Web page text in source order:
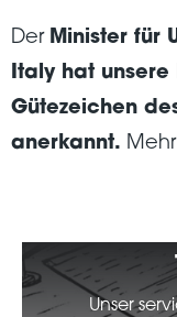
Der Minister für
Italy hat unsere
Gütezeichen
anerkannt.
Unser